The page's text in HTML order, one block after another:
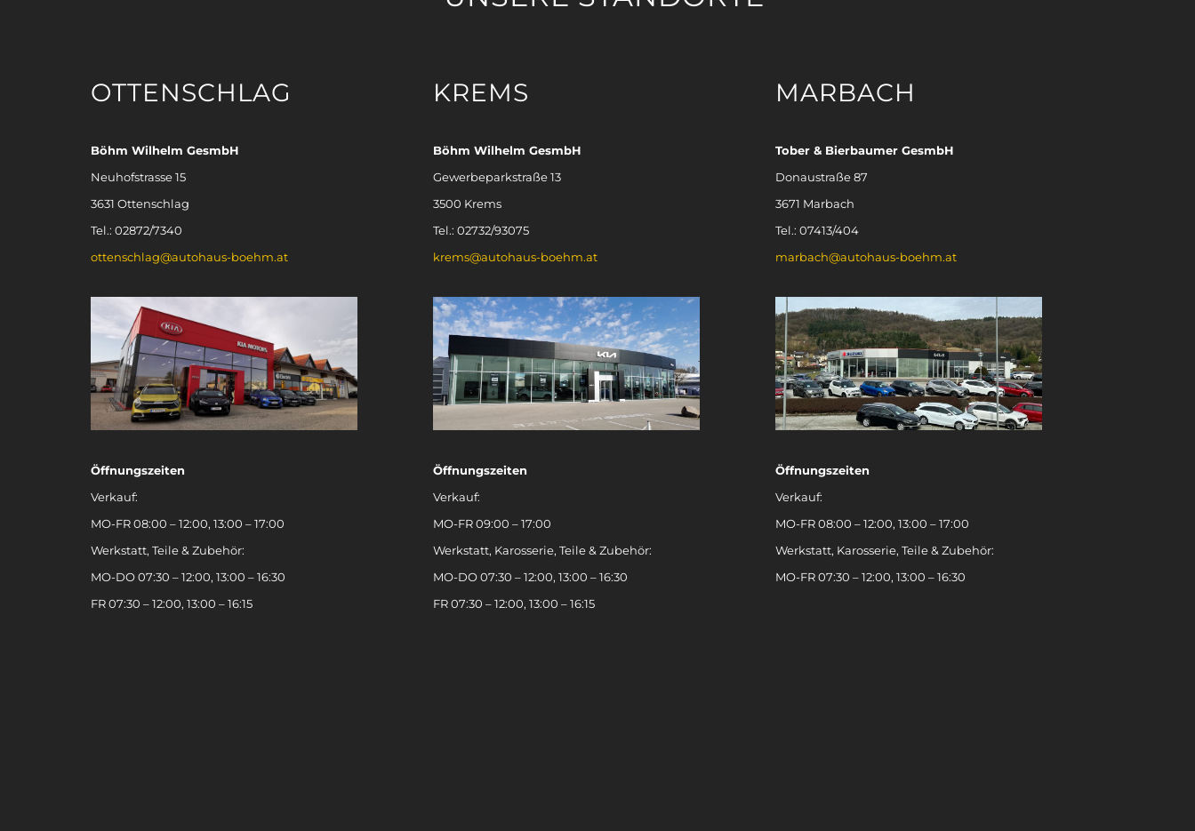
OTTENSCHLAG
Böhm Wilhelm GesmbH
Neuhofstrasse 15
3631 Ottenschlag
Tel.: 02872/7340
ottenschlag@autohaus-boehm.at
Öffnungszeiten
Verkauf:
MO-FR 08:00 – 12:00, 13:00 – 17:00
Werkstatt, Teile & Zubehör:
MO-DO 07:30 – 12:00, 13:00 – 16:30
FR 07:30 – 12:00, 13:00 – 16:15
KREMS
Böhm Wilhelm GesmbH
Gewerbeparkstraße 13
3500 Krems
Tel.: 02732/93075
krems@autohaus-boehm.at
Öffnungszeiten
Verkauf:
MO-FR 09:00 – 17:00
Werkstatt, Karosserie, Teile & Zubehör:
MO-DO 07:30 – 12:00, 13:00 – 16:30
FR 07:30 – 12:00, 13:00 – 16:15
MARBACH
Tober & Bierbaumer GesmbH
Donaustraße 87
3671 Marbach
Tel.: 07413/404
marbach@autohaus-boehm.at
Öffnungszeiten
Verkauf:
MO-FR 08:00 – 12:00, 13:00 – 17:00
Werkstatt, Karosserie, Teile & Zubehör:
MO-FR 07:30 – 12:00, 13:00 – 16:30